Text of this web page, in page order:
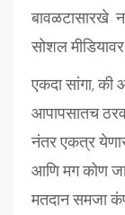
बावळटासारखे
सोशल
एकदा सांगा, की
आपापसातच
नंतर एकत्र
आणि मग कोण
मतदान समजा